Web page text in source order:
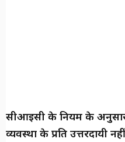
सीआईसी के नियम के
व्यवस्था के प्रति उत्तरदायी